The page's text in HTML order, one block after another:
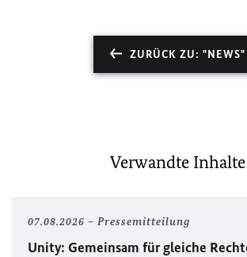
ZURÜCK ZU: "NEWS"
Verwandte Inhalte
07.08.2026 Pressemitteilung
Unity: Gemeinsam für gleiche